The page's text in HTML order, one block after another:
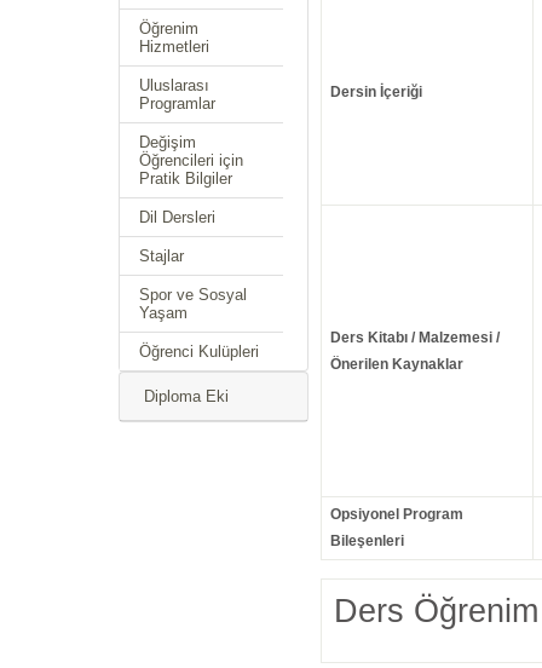
Öğrenim
Hizmetleri
Uluslarası
Programlar
Değişim
Öğrencileri için
Pratik Bilgiler
Dil Dersleri
Stajlar
Spor ve Sosyal
Yaşam
Öğrenci Kulüpleri
Diploma Eki
Dersin İçeriği
Ders Kitabı / Malzemesi /
Önerilen Kaynaklar
Opsiyonel Program
Bileşenleri
Ders Öğrenim